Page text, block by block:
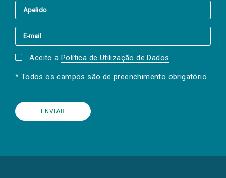
Aceito a Política de Utilização de Dados.
* Todos os campos são de preenchimento obrigatório.